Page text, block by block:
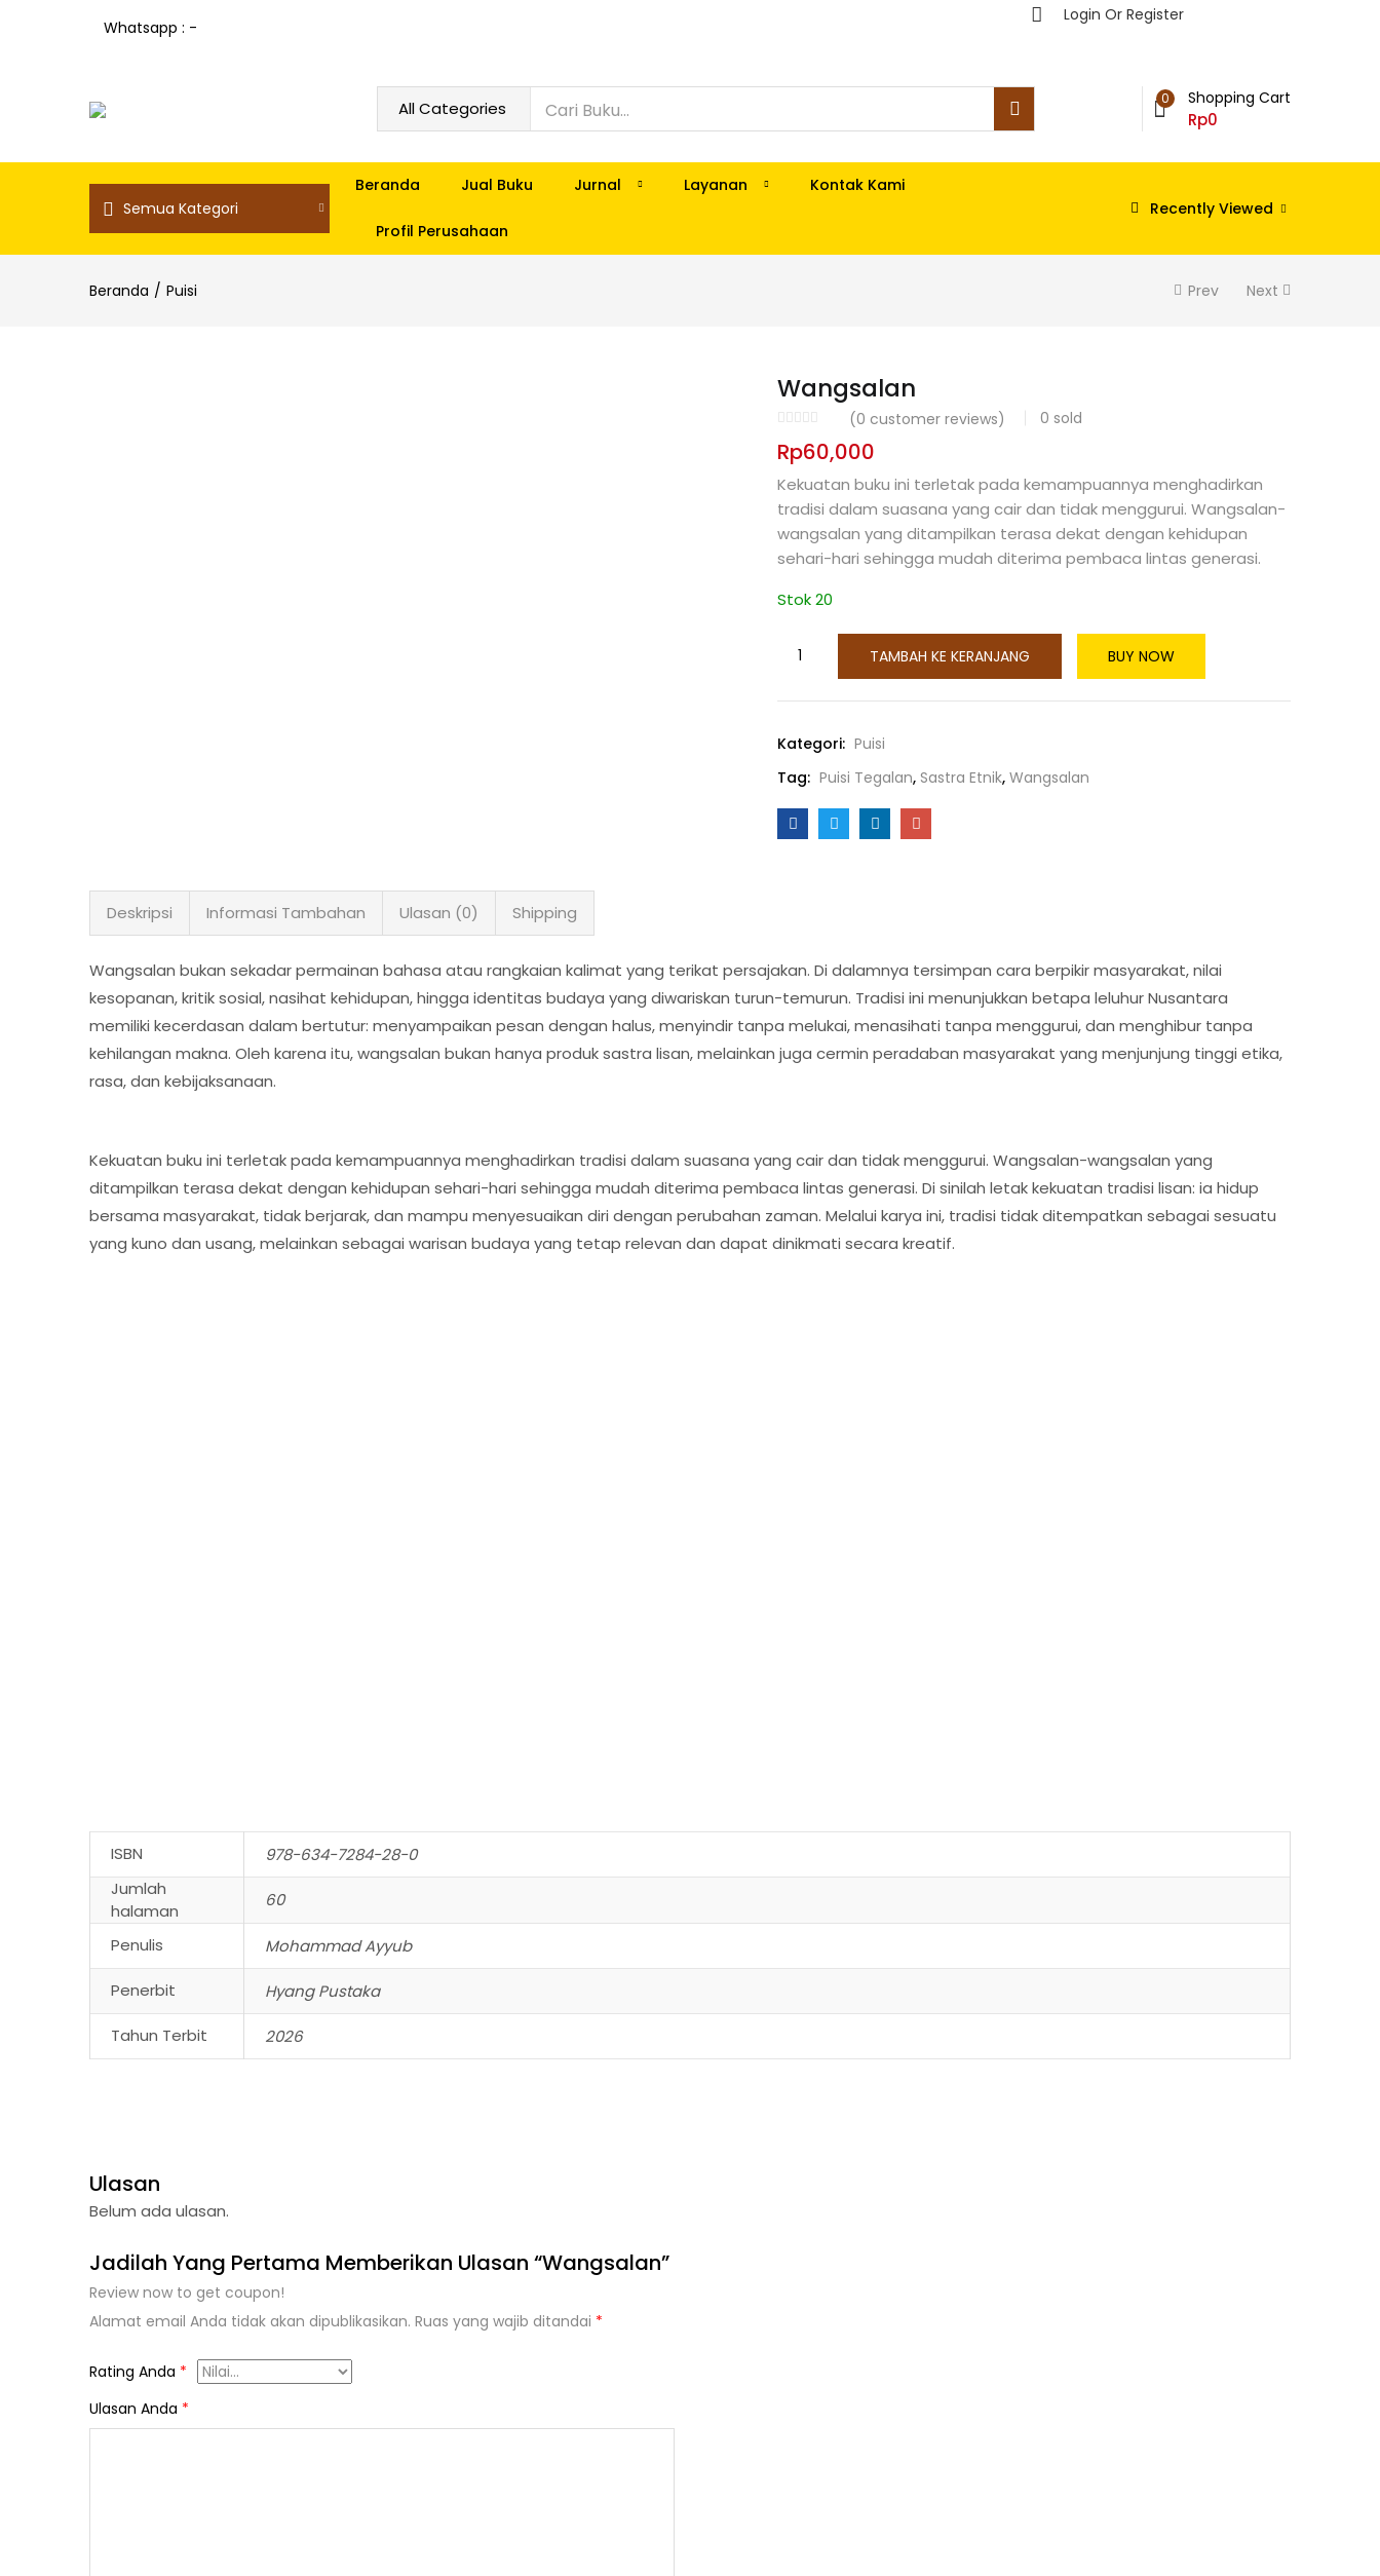
Whatsapp : -
Login Or Register
0 Shopping Cart
Rp0
Semua Kategori
Beranda Jual Buku Jurnal Layanan Kontak Kami
Profil Perusahaan
Recently Viewed
Beranda Puisi Prev Next
Wangsalan
(0 customer reviews) 0 sold
Rp60,000
Kekuatan buku ini terletak pada kemampuannya menghadirkan
tradisi dalam suasana yang cair dan tidak menggurui. Wangsalan-
wangsalan yang ditampilkan terasa dekat dengan kehidupan
sehari-hari sehingga mudah diterima pembaca lintas generasi.
Stok 20
TAMBAH KE KERANJANG BUY NOW
Kategori: Puisi
Tag: Puisi Tegalan, Sastra Etnik, Wangsalan
Deskripsi Informasi Tambahan Ulasan (0) Shipping
Wangsalan bukan sekadar permainan bahasa atau rangkaian kalimat yang terikat persajakan. Di dalamnya tersimpan cara berpikir masyarakat, nilai
kesopanan, kritik sosial, nasihat kehidupan, hingga identitas budaya yang diwariskan turun-temurun. Tradisi ini menunjukkan betapa leluhur Nusantara
memiliki kecerdasan dalam bertutur: menyampaikan pesan dengan halus, menyindir tanpa melukai, menasihati tanpa menggurui, dan menghibur tanpa
kehilangan makna. Oleh karena itu, wangsalan bukan hanya produk sastra lisan, melainkan juga cermin peradaban masyarakat yang menjunjung tinggi etika,
rasa, dan kebijaksanaan.
Kekuatan buku ini terletak pada kemampuannya menghadirkan tradisi dalam suasana yang cair dan tidak menggurui. Wangsalan-wangsalan yang
ditampilkan terasa dekat dengan kehidupan sehari-hari sehingga mudah diterima pembaca lintas generasi. Di sinilah letak kekuatan tradisi lisan: ia hidup
bersama masyarakat, tidak berjarak, dan mampu menyesuaikan diri dengan perubahan zaman. Melalui karya ini, tradisi tidak ditempatkan sebagai sesuatu
yang kuno dan usang, melainkan sebagai warisan budaya yang tetap relevan dan dapat dinikmati secara kreatif.
ISBN
978-634-7284-28-0
Jumlah
halaman
60
Penulis Mohammad Ayyub
Penerbit Hyang Pustaka
Tahun Terbit 2026
Ulasan
Belum ada ulasan.
Jadilah Yang Pertama Memberikan Ulasan “Wangsalan”
Review now to get coupon!
Alamat email Anda tidak akan dipublikasikan. Ruas yang wajib ditandai *
Rating Anda *
Ulasan Anda *